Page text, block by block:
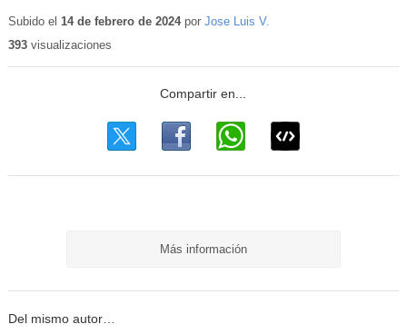
Subido el 14 de febrero de 2024por Jose Luis V.
393visualizaciones
Más información
Del mismo autor…